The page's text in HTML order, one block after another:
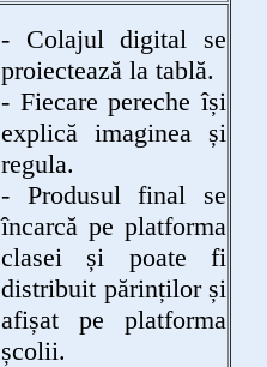
- Colajul digital se
proiectează la tablă.
- Fiecare pereche își
explică imaginea și
regula.
- Produsul final se
încarcă pe platforma
clasei și poate fi
distribuit părinților și
afișat pe platforma
școlii.